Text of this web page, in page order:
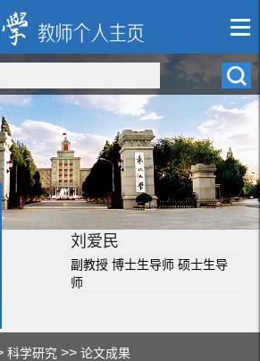
刘爱民
副教授 博士生导师 硕士生导
师
科学研究 >>论文成果